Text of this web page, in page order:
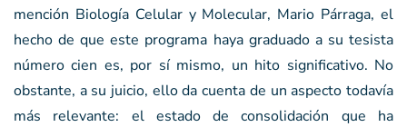
mención Biología Celular y Molecular, Mario Párraga, el
hecho de que este programa haya graduado a su tesista
número cien es, por sí mismo, un hito significativo. No
obstante, a su juicio, ello da cuenta de un aspecto todavía
más relevante: el estado de consolidación que ha